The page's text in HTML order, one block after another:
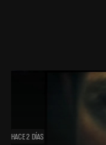
HACE 2 DÍAS